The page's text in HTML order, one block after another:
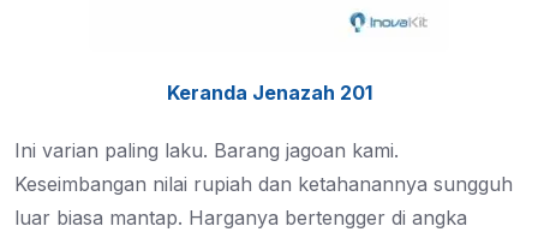
Keranda Jenazah 201
Ini varian paling laku. Barang jagoan kami.
Keseimbangan nilai rupiah dan ketahanannya sungguh
luar biasa mantap. Harganya bertengger di angka